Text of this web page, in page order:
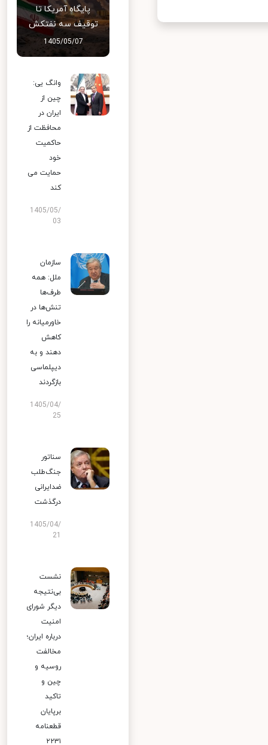
پایگاه آمریکا تا
توقیف سه نفتکش
1405/05/07
وانگ یی:
چین از
ایران در
محافظت از
حاکمیت
خود
حمایت می
کند
1405/05/
03
سازمان
ملل: همه
طرف‌ها
تنش‌ها در
خاورمیانه را
کاهش
دهند و به
دیپلماسی
بازگردند
1405/04/
25
سناتور
جنگ‌طلب
ضدایرانی
درگذشت
1405/04/
نشست
بی‌نتیجه
دیگر شورای
امنیت
درباره ایران؛
مخالفت
روسیه و
چین و
تاکید
برپایان
قطعنامه
۲۲۳۱